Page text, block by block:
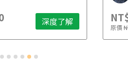
深度了解 原價